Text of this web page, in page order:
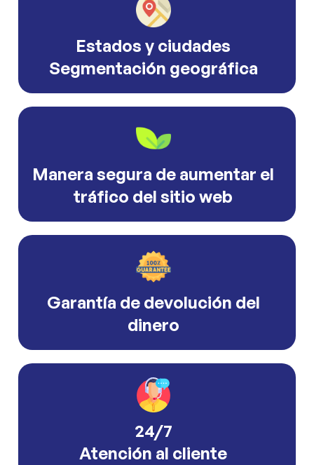
Estados y ciudades
Segmentación geográfica
Manera segura de aumentar el
tráfico del sitio web
Garantía de devolución del
dinero
24/7
Atención al cliente